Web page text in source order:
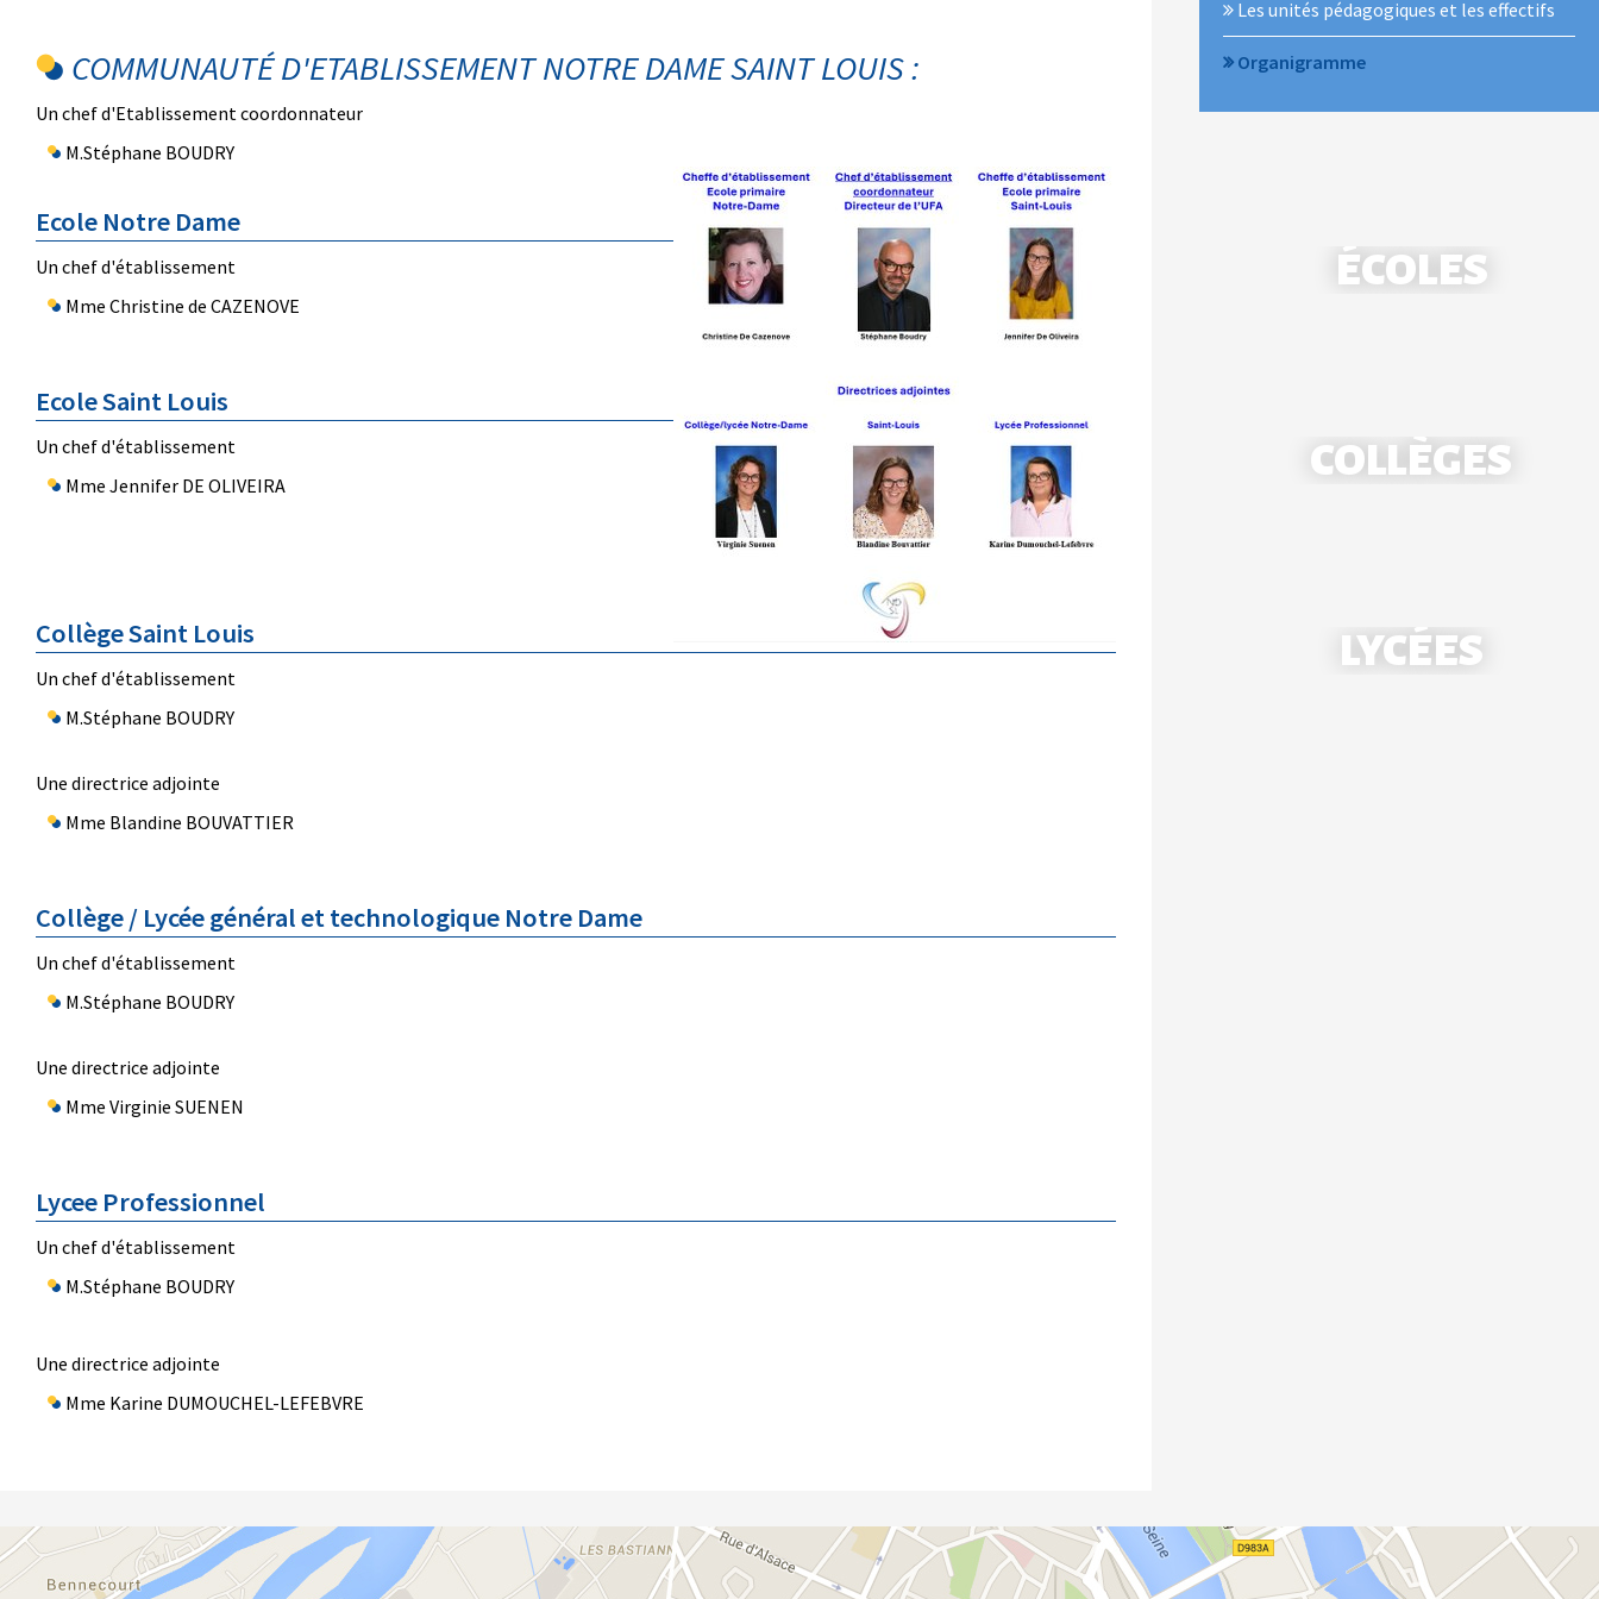
Les unités pédagogiques et les effectifs
Organigramme
ÉCOLES
École Saint-Louis - Bonnières
COLLÈGES
LYCÉES
COMMUNAUTÉ D'ETABLISSEMENT NOTRE DAME SAINT LOUIS :
Un chef d'Etablissement coordonnateur
M.Stéphane BOUDRY
Ecole Notre Dame
Un chef d'établissement
Mme Christine de CAZENOVE
Ecole Saint Louis
Un chef d'établissement
Mme Jennifer DE OLIVEIRA
Collège Saint Louis
Un chef d'établissement
M.Stéphane BOUDRY
Une directrice adjointe
Mme Blandine BOUVATTIER
Collège / Lycée général et technologique Notre Dame
Un chef d'établissement
M.Stéphane BOUDRY
Une directrice adjointe
Mme Virginie SUENEN
Lycee Professionnel
Un chef d'établissement
M.Stéphane BOUDRY
Une directrice adjointe
Mme Karine DUMOUCHEL-LEFEBVRE